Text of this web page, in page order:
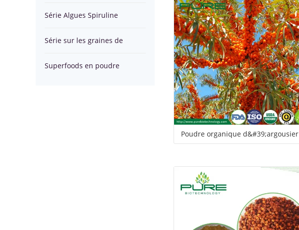
Série Algues Spiruline
Série sur les graines de
chanvre
Superfoods en poudre
Poudre organique d&#39;argousier